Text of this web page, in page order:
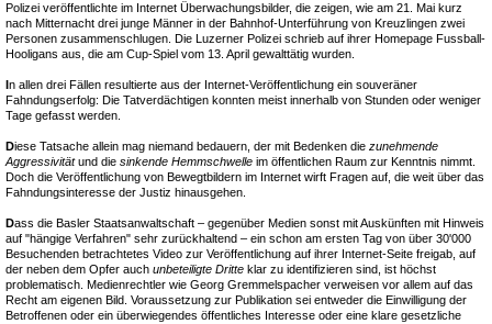
Polizei veröffentlichte im Internet Überwachungsbilder, die zeigen, wie am 21. Mai kurz
nach Mitternacht drei junge Männer in der Bahnhof-Unterführung von Kreuzlingen zwei
Personen zusammenschlugen. Die Luzerner Polizei schrieb auf ihrer Homepage Fussball-
Hooligans aus, die am Cup-Spiel vom 13. April gewalttätig wurden.
In allen drei Fällen resultierte aus der Internet-Veröffentlichung ein souveräner
Fahndungserfolg: Die Tatverdächtigen konnten meist innerhalb von Stunden oder weniger
Tage gefasst werden.
Diese Tatsache allein mag niemand bedauern, der mit Bedenken die zunehmende
Aggressivitätund die sinkende Hemmschwelle im öffentlichen Raum zur Kenntnis nimmt.
Doch die Veröffentlichung von Bewegtbildern im Internet wirft Fragen auf, die weit über das
Fahndungsinteresse der Justiz hinausgehen.
Dass die Basler Staatsanwaltschaft – gegenüber Medien sonst mit Auskünften mit Hinweis
auf "hängige Verfahren" sehr zurückhaltend – ein schon am ersten Tag von über 30'000
Besuchenden betrachtetes Video zur Veröffentlichung auf ihrer Internet-Seite freigab, auf
der neben dem Opfer auch unbeteiligte Dritte klar zu identifizieren sind, ist höchst
problematisch. Medienrechtler wie Georg Gremmelspacher verweisen vor allem auf das
Recht am eigenen Bild. Voraussetzung zur Publikation sei entweder die Einwilligung der
Betroffenen oder ein überwiegendes öffentliches Interesse oder eine klare gesetzliche